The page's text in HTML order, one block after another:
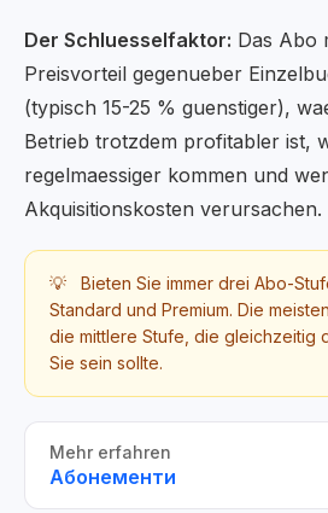
Der Schluesselfaktor: Das Abo
Preisvorteil gegenueber
(typisch 15-25 % guenstiger),
Betrieb trotzdem profitabler ist,
regelmaessiger kommen und
Akquisitionskosten verursachen.
💡
Bieten Sie immer drei Abo-
Standard und Premium. Die
die mittlere Stufe, die gleichzeitig
Sie sein sollte.
Mehr erfahren
Абонементи